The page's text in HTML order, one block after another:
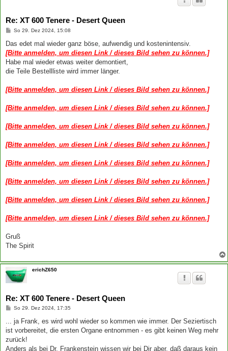
Re: XT 600 Tenere - Desert Queen
B
i
r
a
So 29. Dez 2024, 15:08
Das edet mal wieder ganz böse, aufwendig und kostenintensiv.
[Bitte anmelden, um diesen Link / dieses Bild sehen zu können.]
Habe mal wieder etwas weiter demontiert,
die Teile Bestellliste wird immer länger.
[Bitte anmelden, um diesen Link / dieses Bild sehen zu können.]
[Bitte anmelden, um diesen Link / dieses Bild sehen zu können.]
[Bitte anmelden, um diesen Link / dieses Bild sehen zu können.]
[Bitte anmelden, um diesen Link / dieses Bild sehen zu können.]
[Bitte anmelden, um diesen Link / dieses Bild sehen zu können.]
[Bitte anmelden, um diesen Link / dieses Bild sehen zu können.]
[Bitte anmelden, um diesen Link / dieses Bild sehen zu können.]
[Bitte anmelden, um diesen Link / dieses Bild sehen zu können.]
Gruß
The Spirit
erichZ650
Re: XT 600 Tenere - Desert Queen
B
r
a
So 29. Dez 2024, 17:35
... ja Frank, es wird wohl wieder so kommen wie immer. Der Seziertisch
ist vorbereitet, die ersten Organe entnommen - es gibt keinen Weg mehr
zurück!
Anders als bei Dr. Frankenstein wissen wir bei Dir aber, daß daraus kein